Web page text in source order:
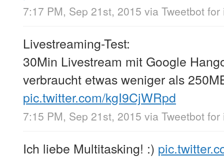
7:17 PM, Sep 21st, 2015 via Tweetbot
Livestreaming-Test:
30Min Livestream mit Google
verbraucht etwas weniger als
pic.twitter.com/kgI9CjWRpd
7:15 PM, Sep 21st, 2015 via Tweetbot
Ich liebe Multitasking! :)